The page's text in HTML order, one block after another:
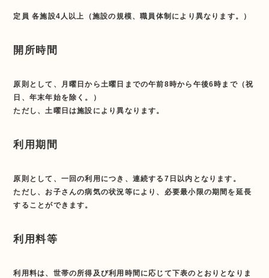
定員 各施設4人以上（施設の規模、職員体制により異なります。）
開所時間
原則として、月曜日から土曜日までの午前8時から午後6時まで（祝
日、年末年始を除く。）
ただし、土曜日は施設により異なります。
利用期間
原則として、一回の利用につき、連続する7日以内となります。
ただし、お子さんの病気の状況等により、必要最小限の期間を延長
することができます。
利用料等
利用料は、世帯の所得及び利用時間に応じて下表のとおりとなりま